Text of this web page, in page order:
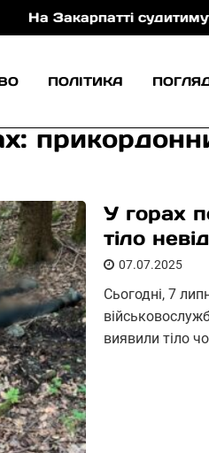
судитимуть
ПОЛІТИКА
У горах
тіло
07.07.2025
Сьогодні, 7
виявили тіло